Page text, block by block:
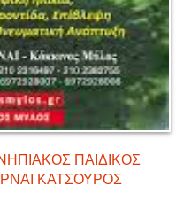
ΠΑΙΔΙΚΟΣ
ΚΑΤΣΟΥΡΟΣ